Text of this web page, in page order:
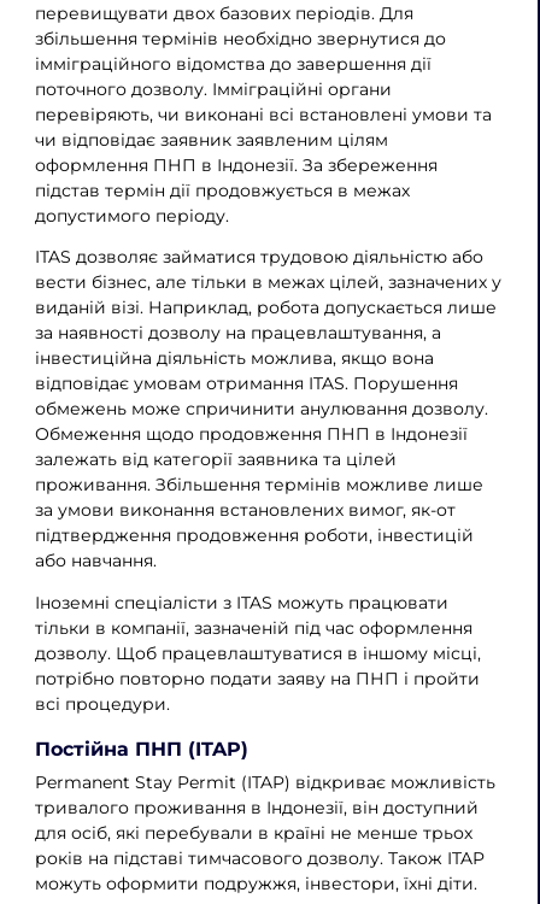
перевищувати двох базових періодів. Для
збільшення термінів необхідно звернутися до
імміграційного відомства до завершення дії
поточного дозволу. Імміграційні органи
перевіряють, чи виконані всі встановлені умови та
чи відповідає заявник заявленим цілям
оформлення ПНП в Індонезії. За збереження
підстав термін дії продовжується в межах
допустимого періоду.
ITAS дозволяє займатися трудовою діяльністю або
вести бізнес, але тільки в межах цілей, зазначених у
виданій візі. Наприклад, робота допускається лише
за наявності дозволу на працевлаштування, а
інвестиційна діяльність можлива, якщо вона
відповідає умовам отримання ITAS. Порушення
обмежень може спричинити анулювання дозволу.
Обмеження щодо продовження ПНП в Індонезії
залежать від категорії заявника та цілей
проживання. Збільшення термінів можливе лише
за умови виконання встановлених вимог, як-от
підтвердження продовження роботи, інвестицій
або навчання.
Іноземні спеціалісти з ITAS можуть працювати
тільки в компанії, зазначеній під час оформлення
дозволу. Щоб працевлаштуватися в іншому місці,
потрібно повторно подати заяву на ПНП і пройти
всі процедури.
Постійна ПНП (ITAP)
Permanent Stay Permit (ITAP) відкриває можливість
тривалого проживання в Індонезії, він доступний
для осіб, які перебували в країні не менше трьох
років на підставі тимчасового дозволу. Також ITAP
можуть оформити подружжя, інвестори, їхні діти.